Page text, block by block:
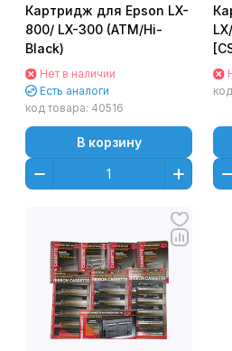
Картридж для Epson LX-
800/ LX-300 (ATM/Hi-
Black)
Нет в наличии
Есть аналоги
код товара: 40516
В корзину